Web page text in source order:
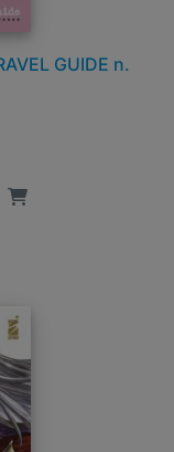
GUIDE n.